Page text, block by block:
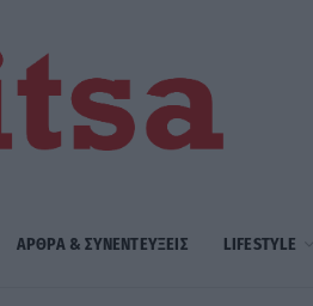
ΑΡΘΡΑ & ΣΥΝΕΝΤΕΥΞΕΙΣ LIFESTYLE